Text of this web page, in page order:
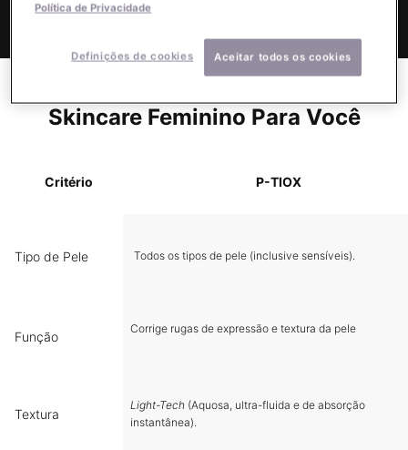
Skincare Feminino Para Você
Critério P-TIOX
Tipo de Pele Todos os tipos de pele (inclusive sensíveis).
Função
Corrige rugas de expressão e textura da pele
Textura
Light-Tech (Aquosa, ultra-fluida e de absorção
instantânea).
Política de Privacidade
Definições de cookies Aceitar todos os cookies